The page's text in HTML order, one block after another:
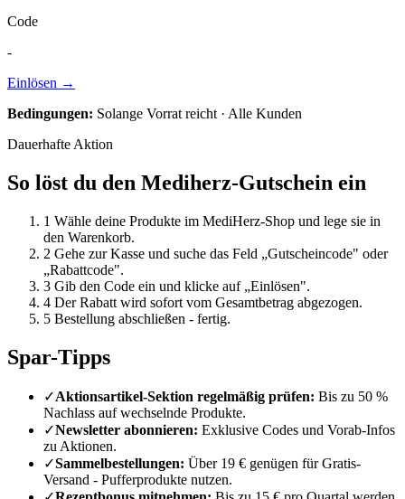
Code
-
Einlösen →
Bedingungen: Solange Vorrat reicht · Alle Kunden
Dauerhafte Aktion
So löst du den Mediherz-Gutschein ein
1 Wähle deine Produkte im MediHerz-Shop und lege sie in
den Warenkorb.
2 Gehe zur Kasse und suche das Feld „Gutscheincode" oder
„Rabattcode".
3 Gib den Code ein und klicke auf „Einlösen".
4 Der Rabatt wird sofort vom Gesamtbetrag abgezogen.
5 Bestellung abschließen - fertig.
Spar-Tipps
✓Aktionsartikel-Sektion regelmäßig prüfen: Bis zu 50 %
Nachlass auf wechselnde Produkte.
✓Newsletter abonnieren: Exklusive Codes und Vorab-Infos
zu Aktionen.
✓Sammelbestellungen: Über 19 € genügen für Gratis-
Versand - Pufferprodukte nutzen.